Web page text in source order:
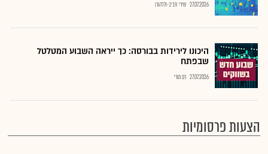
27.07.2026 שירי חביב-ולדהורן
היכונו לירידות בבורסה: כך ייראה השבוע המטלטל
שבפתח
27.07.2026 רם מורי
הצעות פרסומיות